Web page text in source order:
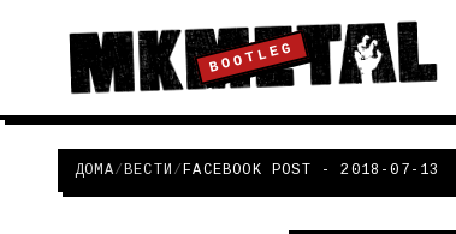
BOOTLEG
ДОМА/ВЕСТИ /FACEBOOK POST - 2018-07-13